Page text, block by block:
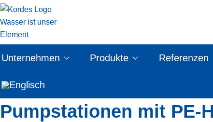
Unternehmen Produkte Referenzen
Pumpstationen mit PE-